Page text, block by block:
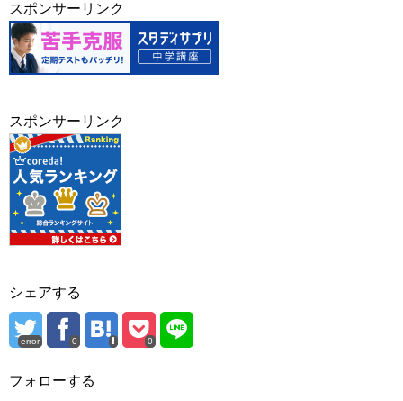
スポンサーリンク
スポンサーリンク
シェアする
error 0 0
フォローする